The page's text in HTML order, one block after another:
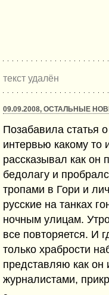
текст удалён
09.09.2008, ОСТАЛЬНЫЕ
Позабавила статья
интервью какому то
рассказывал как он
бедолагу и
тропами в Гори и
русские на танках
ночным улицам.
все повторяется. И
только храбрости
представляю как он
журналистами,